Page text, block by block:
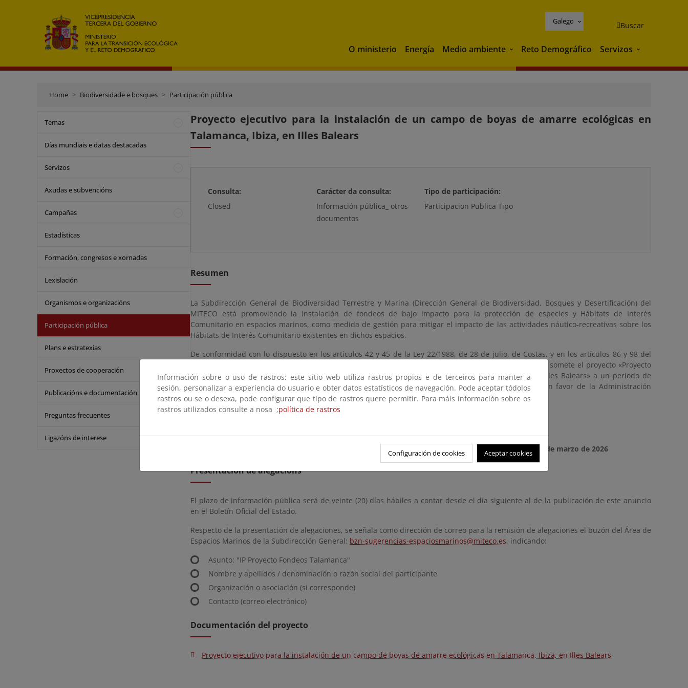
Galego Buscar
O ministerio Energía Medio ambiente Medio ambiente
Reto Demográfico Servizos Servizos
Home Biodiversidade e bosques Participación pública
Temas
Días mundiais e datas destacadas
Servizos
Axudas e subvencións
Campañas
Estadísticas
Formación, congresos e xornadas
Lexislación
Organismos e organizacións
Participación pública
Plans e estratexias
Proxectos de cooperación
Publicacións e documentación
Preguntas frecuentes
Ligazóns de interese
Proyecto ejecutivo para la instalación de un campo de boyas de amarre ecológicas en
Talamanca, Ibiza, en Illes Balears
Consulta:
Closed
Carácter da consulta:
Información pública_ otros
documentos
Tipo de participación:
Participacion Publica Tipo
Resumen
La Subdirección General de Biodiversidad Terrestre y Marina (Dirección General de Biodiversidad, Bosques y Desertificación) del
MITECO está promoviendo la instalación de fondeos de bajo impacto para la protección de especies y Hábitats de Interés
Comunitario en espacios marinos, como medida de gestión para mitigar el impacto de las actividades náutico-recreativas sobre los
Hábitats de Interés Comunitario existentes en dichos espacios.
De conformidad con lo dispuesto en los artículos 42 y 45 de la Ley 22/1988, de 28 de julio, de Costas, y en los artículos 86 y 98 del
Real Decreto 876/2014, de 10 de octubre, por el que se aprueba el Reglamento General de Costas, se somete el proyecto «Proyecto
ejecutivo para la instalación de un campo de boyas de amarre ecológicas en Talamanca, Ibiza, en Illes Balears» a un periodo de
información pública preceptivo para el trámite de reserva de dominio público marítimo-terrestre en favor de la Administración
General del Estado, necesario para realizar las actuaciones previstas.
mércores, 18 de febreiro de 2026 ata o día mércores, 18 de marzo de 2026
Presentación de alegacións
El plazo de información pública será de veinte (20) días hábiles a contar desde el día siguiente al de la publicación de este anuncio
en el Boletín Oficial del Estado.
Respecto de la presentación de alegaciones, se señala como dirección de correo para la remisión de alegaciones el buzón del Área de
Espacios Marinos de la Subdirección General: bzn-sugerencias-espaciosmarinos@miteco.es, indicando:
Asunto: "IP Proyecto Fondeos Talamanca"
Nombre y apellidos / denominación o razón social del participante
Organización o asociación (si corresponde)
Contacto (correo electrónico)
Documentación del proyecto
Proyecto ejecutivo para la instalación de un campo de boyas de amarre ecológicas en Talamanca, Ibiza, en Illes Balears
Información sobre o uso de rastros: este sitio web utiliza rastros propios e de terceiros para manter a
sesión, personalizar a experiencia do usuario e obter datos estatísticos de navegación. Pode aceptar tódolos
rastros ou se o desexa, pode configurar que tipo de rastros quere permitir. Para máis información sobre os
rastros utilizados consulte a nosa ;política de rastros
Configuración de cookies Aceptar cookies